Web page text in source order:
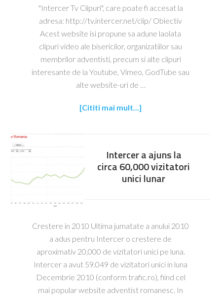
"Intercer Tv Clipuri", care poate fi accesat la
adresa: http://tv.intercer.net/clip/ Obiectiv
Acest website isi propune sa adune laolata
clipuri video ale bisericilor, organizatiilor sau
membrilor adventisti, precum si alte clipuri
interesante de la Youtube, Vimeo, GodTube sau
alte website-uri de …
[Cititi mai mult...]
Intercer a ajuns la
circa 60,000 vizitatori
unici lunar
Crestere in 2010 Ultima jumatate a anului 2010
a adus pentru Intercer o crestere de
aproximativ 20,000 de vizitatori unici pe luna.
Intercer a avut 59.049 de vizitatori unici in luna
Decembrie 2010 (conform trafic.ro), fiind cel
mai popular website adventist romanesc. In